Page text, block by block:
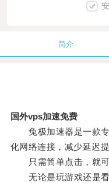
简介
国外vps加速免费
兔极加速器是一款专
化网络连接，减少延迟提
只需简单点击，就可
无论是玩游戏还是看